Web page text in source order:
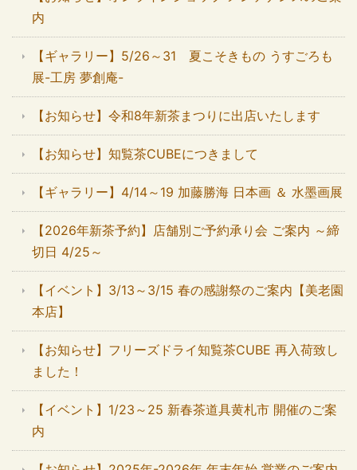
内
【ギャラリー】5/26～31 夏こそきもの うすごろも
展-工房 夢創庵-
【お知らせ】令和8年新茶まつりに出店いたします
【お知らせ】知覧茶CUBEにつきまして
【ギャラリー】4/14～19 加藤勝海 日本画 ＆ 水墨画展
【2026年新茶予約】店舗別ご予約承り会 ご案内 ～締
切日 4/25～
【イベント】3/13～3/15 春の感謝祭のご案内【美老園
本店】
【お知らせ】フリーズドライ知覧茶CUBE 再入荷致し
ました！
【イベント】1/23～25 新春茶道具黄札市 開催のご案
内